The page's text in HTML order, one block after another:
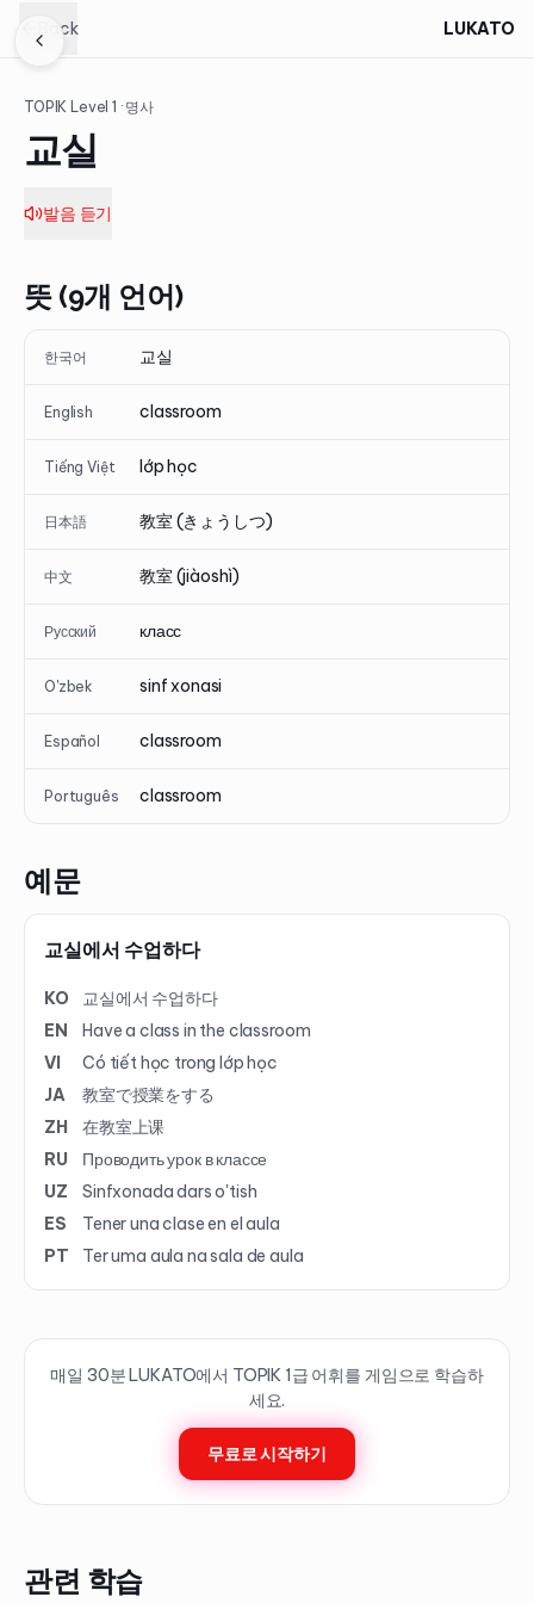
Back LUKATO
TOPIK Level1 · 명사
교실
발음 듣기
뜻 (9개 언어)
한국어 교실
English classroom
Tiếng Việt lớp học
日本語 教室 (きょうしつ)
中文 教室 (jiàoshì)
Русский класс
O'zbek sinf xonasi
Español classroom
Português classroom
예문
교실에서 수업하다
KO
교실에서 수업하다
EN
Have a class in the classroom
VI
Có tiết học trong lớp học
JA
教室で授業をする
ZH
在教室上课
RU
Проводить урок в классе
UZ
Sinfxonada dars o'tish
ES
Tener una clase en el aula
PT
Ter uma aula na sala de aula
매일 30분 LUKATO에서 TOPIK 1급 어휘를 게임으로 학습하
세요.
무료로 시작하기
관련 학습